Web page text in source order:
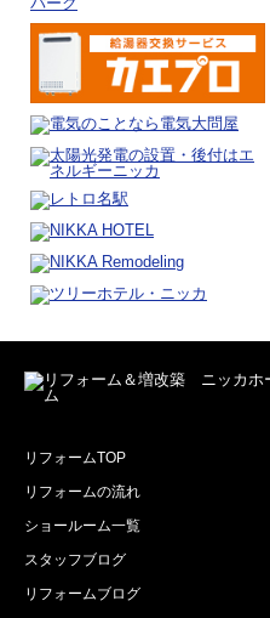
リフォームTOP
リフォームの流れ
ショールーム一覧
スタッフブログ
リフォームブログ